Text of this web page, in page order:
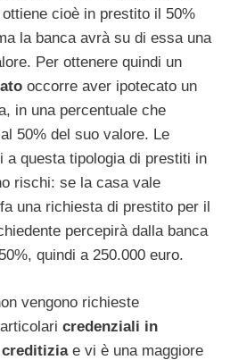
cioè in prestito il 50%
la banca avrà su di essa una
Per ottenere quindi un
occorre aver ipotecato un
in una percentuale che
50% del suo valore. Le
a questa tipologia di prestiti in
rischi: se la casa vale
una richiesta di prestito per il
percepirà dalla banca
quindi a 250.000 euro.
vengono richieste
credenziali in
e vi è una maggiore